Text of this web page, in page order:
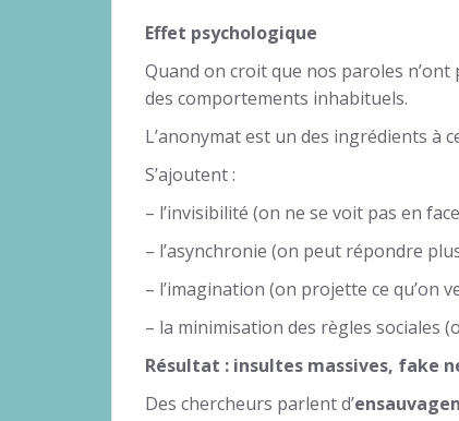
Effet psychologique
Quand on croit que nos paroles n’ont
des comportements inhabituels.
L’anonymat est un des ingrédients à
S’ajoutent :
– l’invisibilité (on ne se voit pas en
– l’asynchronie (on peut répondre
– l’imagination (on projette ce qu’on
– la minimisation des règles sociales
Résultat : insultes massives, fake
Des chercheurs parlent d’